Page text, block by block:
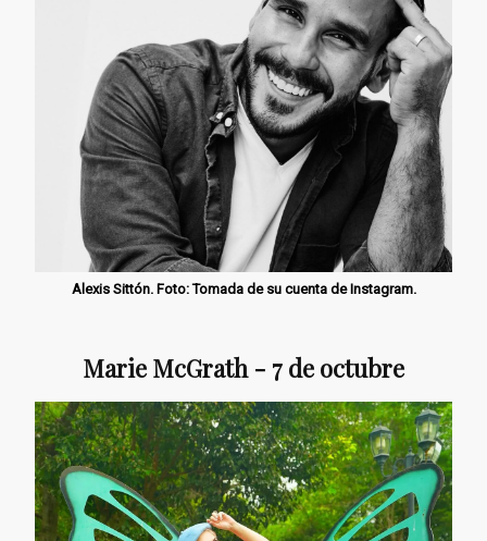
Alexis Sittón. Foto: Tomada de su cuenta de Instagram.
Marie McGrath - 7 de octubre